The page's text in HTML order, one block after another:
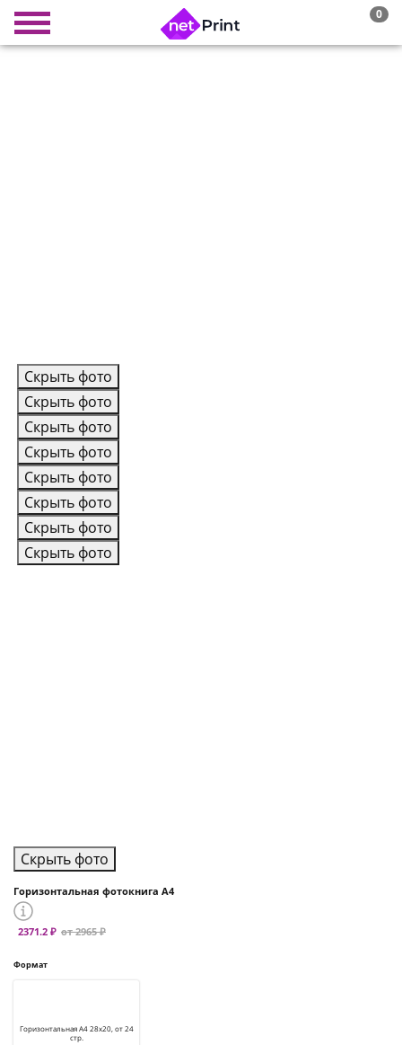
0
Скрыть фото
Скрыть фото
Скрыть фото
Скрыть фото
Скрыть фото
Скрыть фото
Скрыть фото
Скрыть фото
Скрыть фото
Горизонтальная фотокнига А4
2371.2 ₽ от 2965 ₽
Формат
Горизонтальная А4 28х20, от 24
стр.